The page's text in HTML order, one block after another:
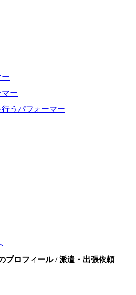
ー
ー
うパフォーマー
プロフィール / 派遣・出張依頼